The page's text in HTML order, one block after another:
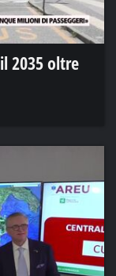
2035 oltre